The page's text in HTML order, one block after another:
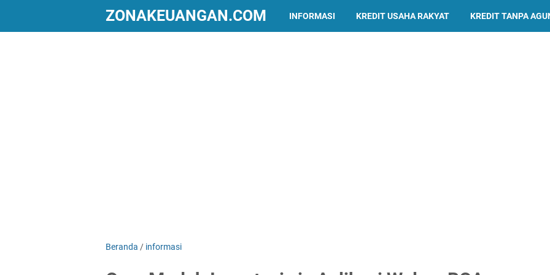
ZONAKEUANGAN.COM INFORMASI KREDIT USAHA RAKYAT KREDIT TANPA
Beranda / informasi